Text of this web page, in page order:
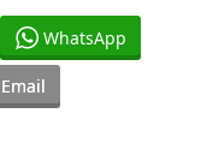
WhatsApp
Email